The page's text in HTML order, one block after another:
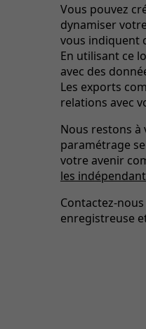
Vous pouvez
dynamiser
vous indiquent
En utilisant ce
avec des
Les exports
relations avec
Nous restons
paramétrage
votre avenir
les
Contactez-
enregistreuse